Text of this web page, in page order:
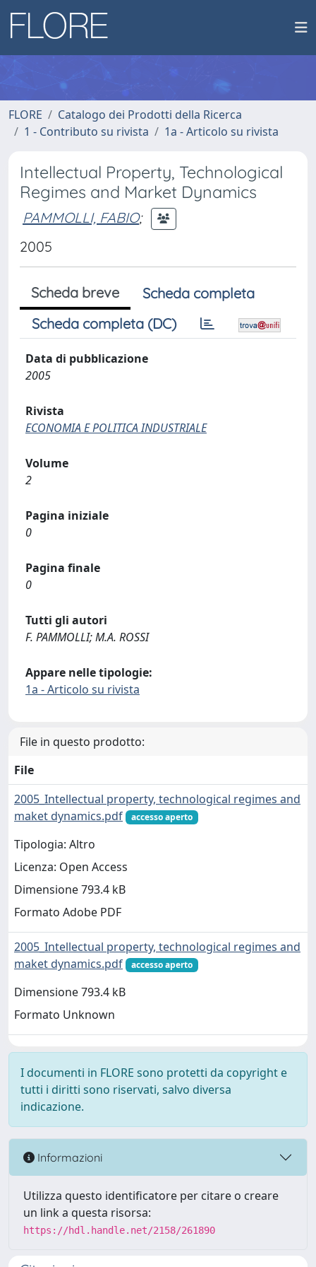
FLORE
Catalogo dei Prodotti della Ricerca
1 - Contributo su rivista
1a - Articolo su rivista
Intellectual Property, Technological
Regimes and Market Dynamics
PAMMOLLI, FABIO;
2005
Scheda breve
Scheda completa
Scheda completa (DC)
Data di pubblicazione
2005
Rivista
ECONOMIA E POLITICA INDUSTRIALE
Volume
2
Pagina iniziale
0
Pagina finale
0
Tutti gli autori
F. PAMMOLLI; M.A. ROSSI
Appare nelle tipologie:
1a - Articolo su rivista
File in questo prodotto:
File
2005_Intellectual property, technological regimes and
maket dynamics.pdf
accesso aperto
Tipologia: Altro
Licenza: Open Access
Dimensione 793.4 kB
Formato Adobe PDF
2005_Intellectual property, technological regimes and
maket dynamics.pdf
accesso aperto
Dimensione 793.4 kB
Formato Unknown
I documenti in FLORE sono protetti da copyright e
tutti i diritti sono riservati, salvo diversa
indicazione.
Informazioni
Utilizza questo identificatore per citare o creare
un link a questa risorsa:
https://hdl.handle.net/2158/261890